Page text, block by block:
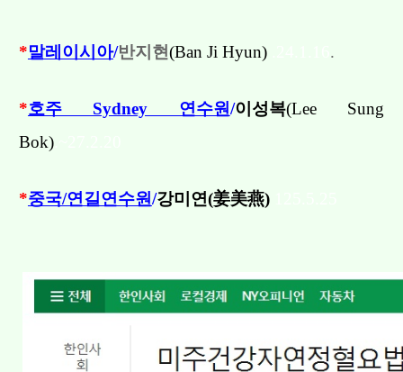
*말레이시아/반지현(Ban Ji Hyun) .
*호주 Sydney 연수원/이성복(Lee Sung
Bok).~27.2.20
*중국/연길연수원/강미연(姜美燕)